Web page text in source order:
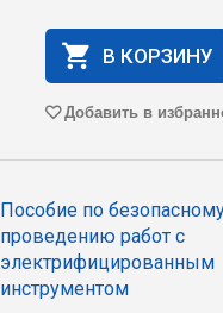
В КОРЗИНУ
Добавить в
Пособие по
проведению работ с
электрифицированным
инструментом